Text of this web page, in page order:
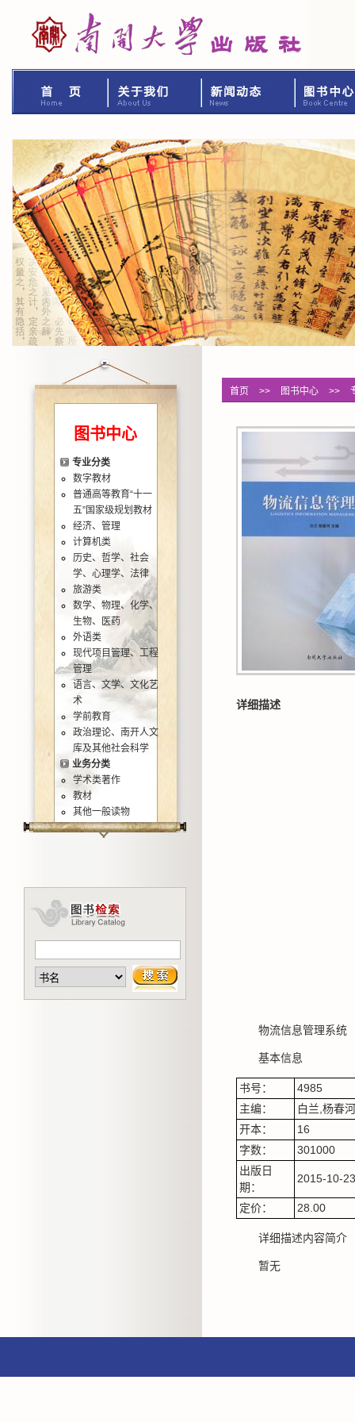
图书中心
专业分类
数字教材
普通高等教育“十一
五”国家级规划教材
经济、管理
计算机类
历史、哲学、社会
学、心理学、法律
旅游类
数学、物理、化学、
生物、医药
外语类
现代项目管理、工程
管理
语言、文学、文化艺
术
学前教育
政治理论、南开人文
库及其他社会科学
业务分类
学术类著作
教材
其他一般读物
首页 >> 图书中心 >>
详细描述
物流信息管理系统
基本信息
书号：
4985
主编：
白兰,杨春河
开本：
16
字数：
301000
出版日
期：
2015-10-23
定价： 28.00
详细描述内容简介
暂无